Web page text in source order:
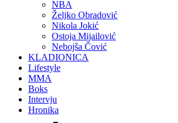
NBA
Željko Obradović
Nikola Jokić
Ostoja Mijailović
Nebojša Čović
KLADIONICA
Lifestyle
MMA
Boks
Intervju
Hronika